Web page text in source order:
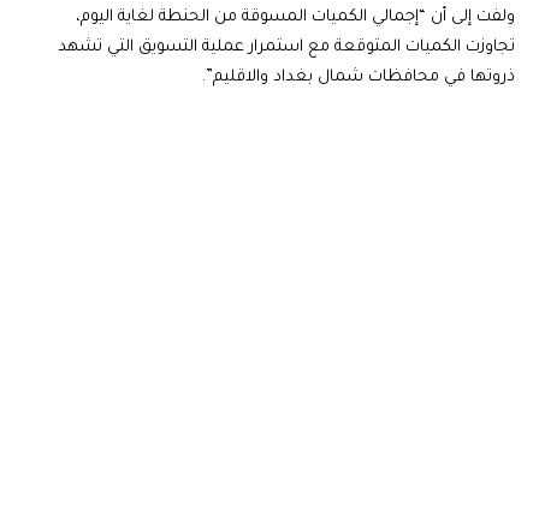
ولفت إلى أن “إجمالي الكميات المسوقة من الحنطة لغاية اليوم،
تجاوزت الكميات المتوقعة مع استمرار عملية التسويق التي تشهد
ذروتها في محافظات شمال بغداد والاقليم”.